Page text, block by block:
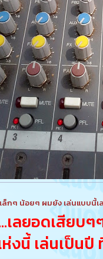
ล็กๆ น้อยๆ ผมยัง เล่นแบบนี้
เลยอดเสียบๆ
งนี้ เล่นเป็นปี